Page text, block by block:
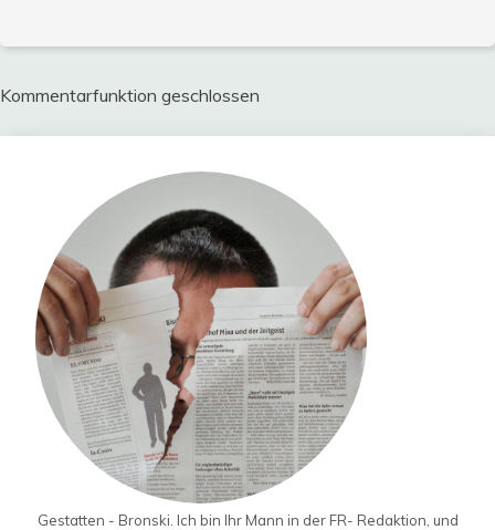
Kommentarfunktion geschlossen
Gestatten - Bronski. Ich bin Ihr Mann in der FR- Redaktion, und